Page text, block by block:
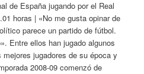
de España jugando por el Real
horas | «No me gusta opinar de
parece un partido de fútbol.
Entre ellos han jugado algunos
jugadores de su época y
2008-09 comenzó de